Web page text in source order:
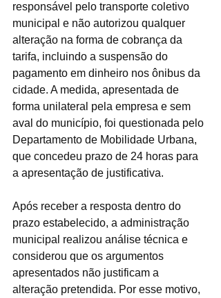
responsável pelo transporte coletivo
municipal e não autorizou qualquer
alteração na forma de cobrança da
tarifa, incluindo a suspensão do
pagamento em dinheiro nos ônibus da
cidade. A medida, apresentada de
forma unilateral pela empresa e sem
aval do município, foi questionada pelo
Departamento de Mobilidade Urbana,
que concedeu prazo de 24 horas para
a apresentação de justificativa.
Após receber a resposta dentro do
prazo estabelecido, a administração
municipal realizou análise técnica e
considerou que os argumentos
apresentados não justificam a
alteração pretendida. Por esse motivo,